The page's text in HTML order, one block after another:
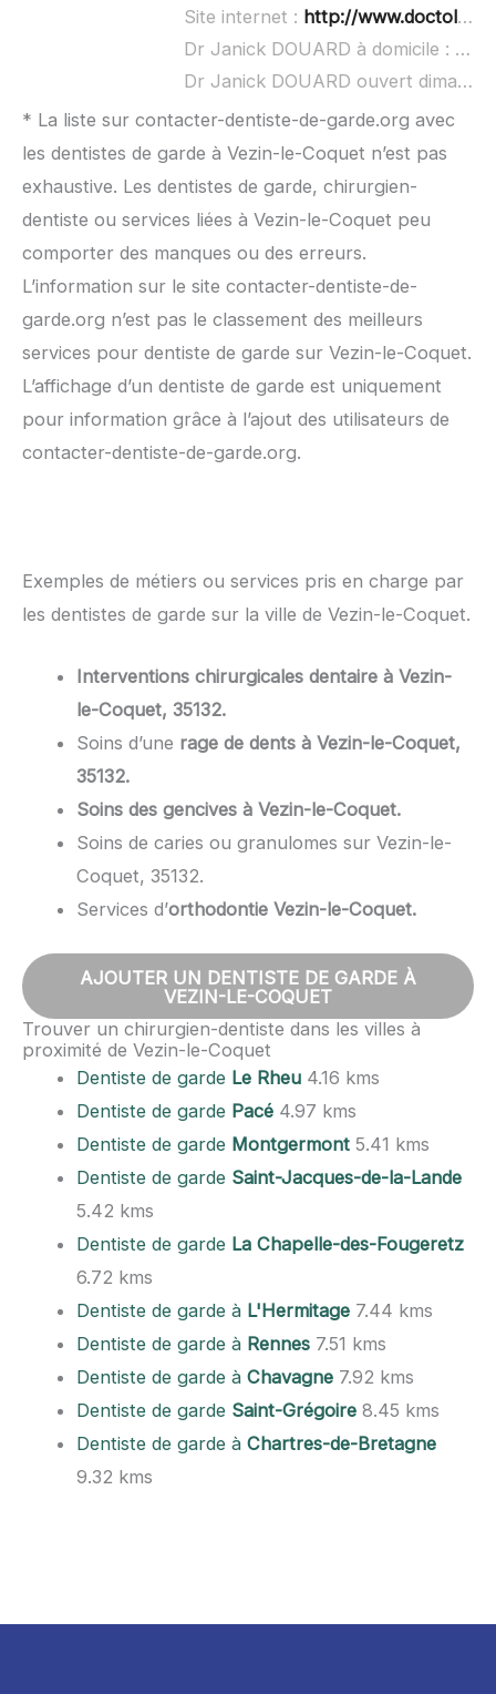
Site internet : http://www.doctolib.fr/dentiste/vitre/janick-douard
Dr Janick DOUARD à domicile :
non
Dr Janick DOUARD ouvert dimanche :
* La liste sur contacter-dentiste-de-garde.org avec
les dentistes de garde à Vezin-le-Coquet n’est pas
exhaustive. Les dentistes de garde, chirurgien-
dentiste ou services liées à Vezin-le-Coquet peu
comporter des manques ou des erreurs.
L’information sur le site contacter-dentiste-de-
garde.org n’est pas le classement des meilleurs
services pour dentiste de garde sur Vezin-le-Coquet.
L’affichage d’un dentiste de garde est uniquement
pour information grâce à l’ajout des utilisateurs de
contacter-dentiste-de-garde.org.
Exemples de métiers ou services pris en charge par
les dentistes de garde sur la ville de Vezin-le-Coquet.
Interventions chirurgicales dentaire à Vezin-
le-Coquet, 35132.
Soins d’une rage de dents à Vezin-le-Coquet,
35132.
Soins des gencives à Vezin-le-Coquet.
Soins de caries ou granulomes sur Vezin-le-
Coquet, 35132.
Services d’orthodontie Vezin-le-Coquet.
AJOUTER UN DENTISTE DE GARDE À
VEZIN-LE-COQUET
Trouver un chirurgien-dentiste dans les villes à
proximité de Vezin-le-Coquet
Dentiste de garde Le Rheu 4.16 kms
Dentiste de garde Pacé 4.97 kms
Dentiste de garde Montgermont 5.41 kms
Dentiste de garde Saint-Jacques-de-la-Lande
5.42 kms
Dentiste de garde La Chapelle-des-Fougeretz
6.72 kms
Dentiste de garde à L'Hermitage 7.44 kms
Dentiste de garde à Rennes 7.51 kms
Dentiste de garde àChavagne 7.92 kms
Dentiste de garde Saint-Grégoire 8.45 kms
Dentiste de garde àChartres-de-Bretagne
9.32 kms